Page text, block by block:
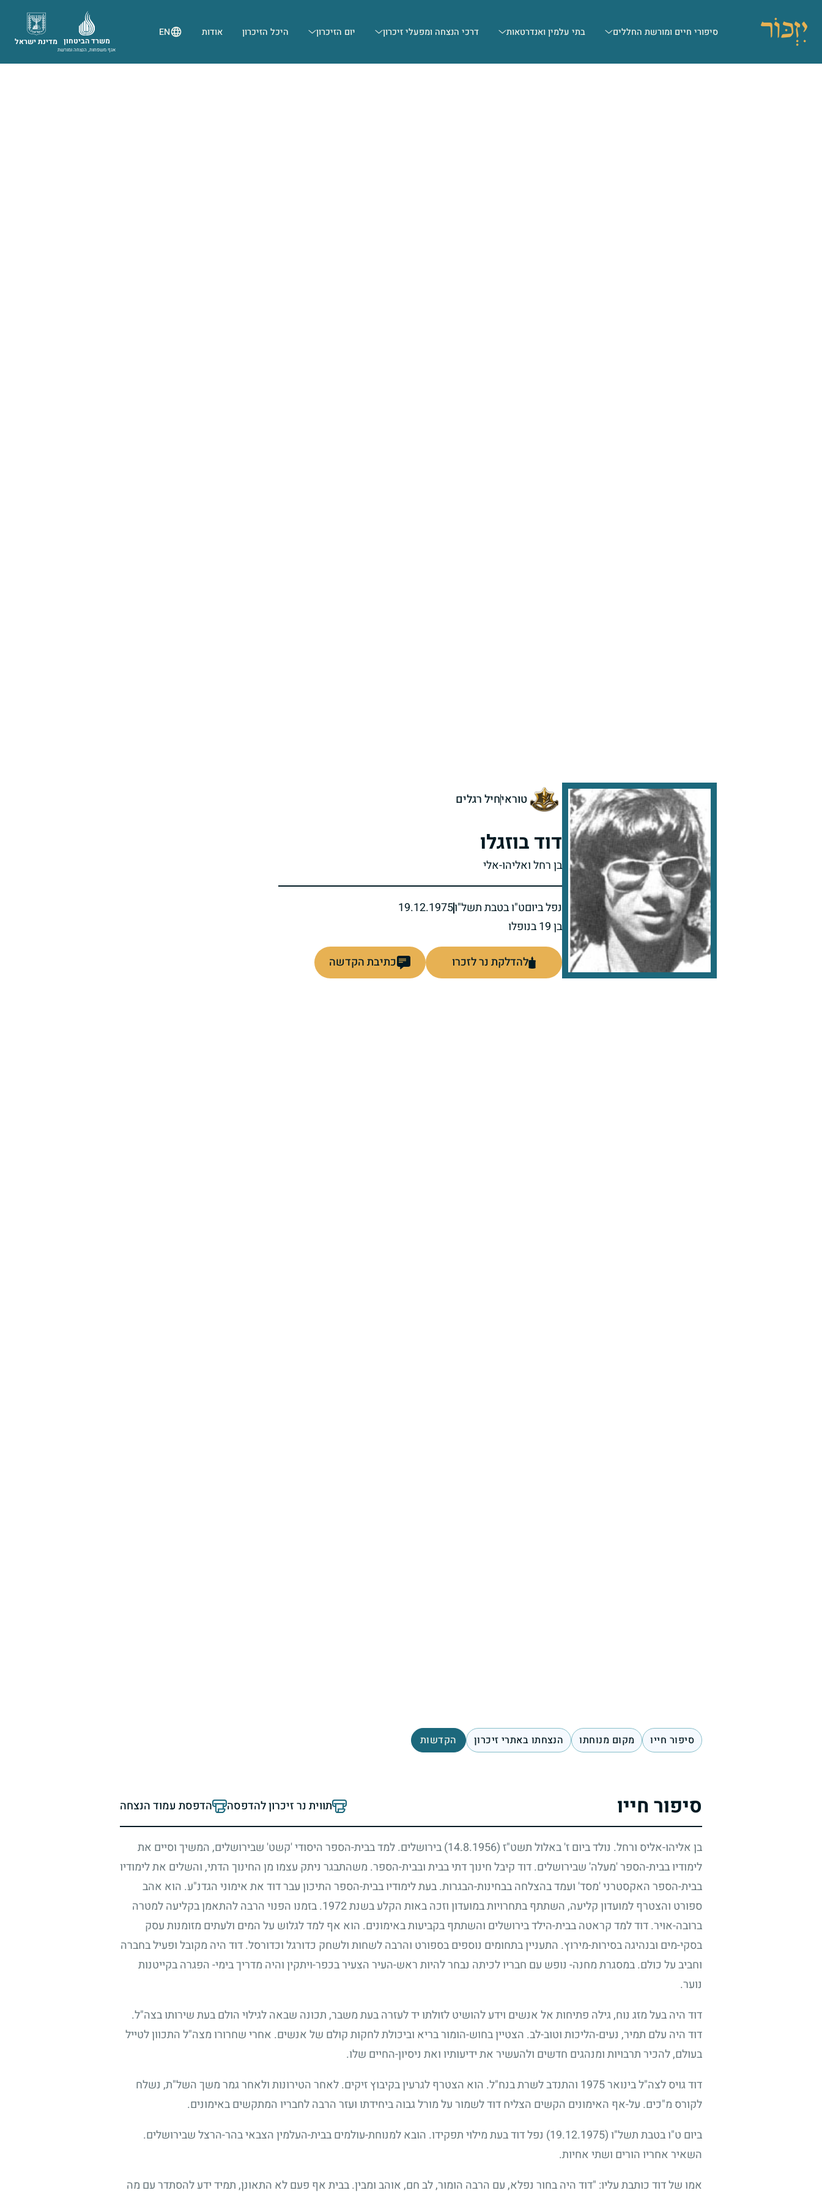
סיפורי חיים ומורשת החללים בתי עלמין ואנדרטאות דרכי הנצחה ומפעלי זיכרון יום הזיכרון היכל הזיכרון אודות EN
מדינת ישראל משרד הביטחון
אגף משפחות, הנצחה ומורשת
טוראיחיל רגלים
דוד בוזגלו
בן רחל ואליהו-אלי
נפל ביוםט"ו בטבת תשל"ו19.12.1975
בן 19 בנופלו
להדלקת נר לזכרו כתיבת הקדשה
סיפור חייו מקום מנוחתו הנצחתו באתרי זיכרון הקדשות
סיפור חייו תווית נר זיכרון להדפסה הדפסת עמוד הנצחה
בן אליהו-אליס ורחל. נולד ביום ז' באלול תשט"ז(14.8.1956)
בירושלים. למד בבית-הספר היסודי 'קשט' שבירושלים, המשיך וסיים את
לימודיו בבית-הספר 'מעלה' שבירושלים. דוד קיבל חינוך דתי בבית ובבית-הספר. משהתבגר ניתק עצמו מן החינוך הדתי, והשלים את לימודיו
בבית-הספר האקסטרני 'מסד' ועמד בהצלחה בבחינות-הבגרות. בעת לימודיו בבית-הספר התיכון עבר דוד את אימוני הגדנ"ע. הוא אהב
ספורט והצטרף למועדון קליעה, השתתף בתחרויות במועדון וזכה באות הקלע בשנת1972. בזמנו הפנוי הרבה להתאמן בקליעה למטרה
ברובה-אויר. דוד למד קראטה בבית-הילד בירושלים והשתתף בקביעות באימונים. הוא אף למד לגלוש על המים ולעתים מזומנות עסק
בסקי-מים ובנהיגה בסירות-מירוץ. התעניין בתחומים נוספים בספורט והרבה לשחות ולשחק כדורגל וכדורסל. דוד היה מקובל ופעיל בחברה
וחביב על כולם. במסגרת מחנה- נופש עם חבריו לכיתה נבחר להיות ראש-העיר הצעיר בכפר-ויתקין והיה מדריך בימי- הפגרה בקייטנות
נוער.
דוד היה בעל מזג נוח, גילה פתיחות אל אנשים וידע להושיט לזולתו יד לעזרה בעת משבר, תכונה שבאה לגילוי הולם בעת שירותו בצה"ל.
דוד היה עלם תמיר, נעים-הליכות וטוב-לב. הצטיין בחוש-הומור בריא וביכולת לחקות קולם של אנשים. אחרי שחרורו מצה"ל התכוון לטייל
בעולם, להכיר תרבויות ומנהגים חדשים ולהעשיר את ידיעותיו ואת ניסיון-החיים שלו.
דוד גויס לצה"ל בינואר1975 והתנדב לשרת בנח"ל. הוא הצטרף לגרעין בקיבוץ זיקים. לאחר הטירונות ולאחר גמר משך השל"ת, נשלח
לקורס מ"כים. על-אף האימונים הקשים הצליח דוד לשמור על מורל גבוה ביחידתו ועזר הרבה לחבריו המתקשים באימונים.
ביום ט"ו בטבת תשל"ו (19.12.1975)
נפל דוד בעת מילוי תפקידו. הובא למנוחת-עולמים בבית-העלמין הצבאי בהר-הרצל שבירושלים.
השאיר אחריו הורים ושתי אחיות.
אמו של דוד כותבת עליו: "דוד היה בחור נפלא, עם הרבה הומור, לב חם, אוהב ומבין. בבית אף פעם לא התאונן, תמיד ידע להסתדר עם מה